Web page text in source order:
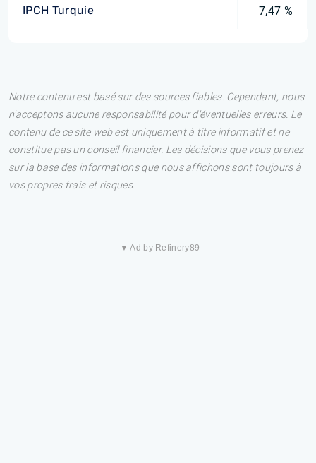
IPCH Turquie 7,47 %
Notre contenu est basé sur des sources fiables. Cependant, nous
n'acceptons aucune responsabilité pour d'éventuelles erreurs. Le
contenu de ce site web est uniquement à titre informatif et ne
constitue pas un conseil financier. Les décisions que vous prenez
sur la base des informations que nous affichons sont toujours à
vos propres frais et risques.
▼ Ad by Refinery89